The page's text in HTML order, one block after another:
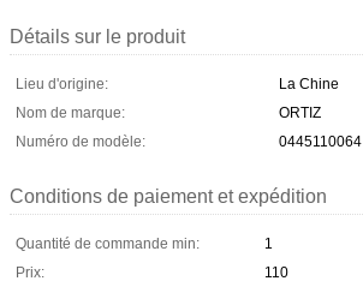
Détails sur le produit
Lieu d'origine:
La Chine
Nom de marque:
ORTIZ
Numéro de modèle:
0445110064
Conditions de paiement et expédition
Quantité de commande min:
1
Prix:
110